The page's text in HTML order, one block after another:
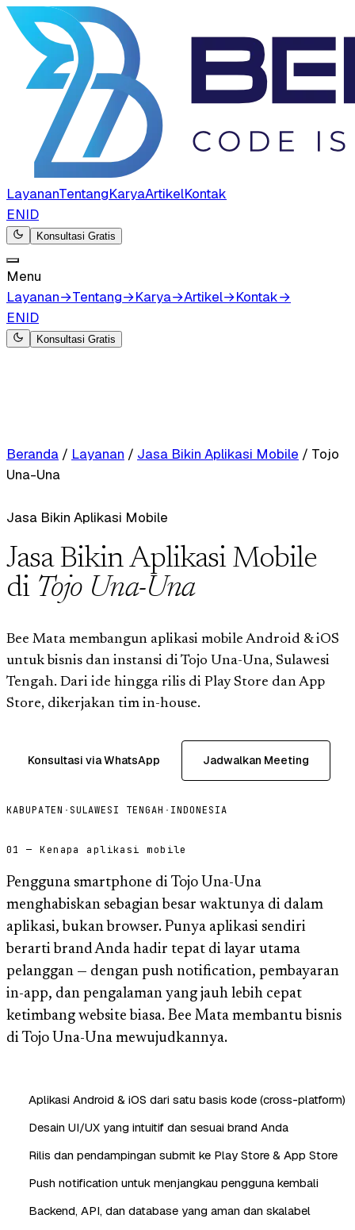
LayananTentangKaryaArtikelKontak
ENID
Konsultasi Gratis
Menu
Layanan→Tentang→Karya→Artikel→Kontak→
ENID
Konsultasi Gratis
Beranda / Layanan / Jasa Bikin Aplikasi Mobile / Tojo
Una-Una
Jasa Bikin Aplikasi Mobile
Jasa Bikin Aplikasi Mobile
di Tojo Una-Una
Bee Mata membangun aplikasi mobile Android & iOS
untuk bisnis dan instansi di Tojo Una-Una, Sulawesi
Tengah. Dari ide hingga rilis di Play Store dan App
Store, dikerjakan tim in-house.
Konsultasi via WhatsApp Jadwalkan Meeting
KABUPATEN · SULAWESI TENGAH · INDONESIA
01 — Kenapa aplikasi mobile
Pengguna smartphone di Tojo Una-Una
menghabiskan sebagian besar waktunya di dalam
aplikasi, bukan browser. Punya aplikasi sendiri
berarti brand Anda hadir tepat di layar utama
pelanggan — dengan push notification, pembayaran
in-app, dan pengalaman yang jauh lebih cepat
ketimbang website biasa. Bee Mata membantu bisnis
di Tojo Una-Una mewujudkannya.
Aplikasi Android & iOS dari satu basis kode (cross-platform)
Desain UI/UX yang intuitif dan sesuai brand Anda
Rilis dan pendampingan submit ke Play Store & App Store
Push notification untuk menjangkau pengguna kembali
Backend, API, dan database yang aman dan skalabel